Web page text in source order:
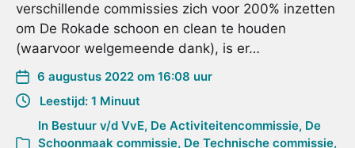
verschillende commissies zich voor 200% inzetten
om De Rokade schoon en clean te houden
(waarvoor welgemeende dank), is er…
6 augustus 2022 om 16:08 uur
Leestijd: 1 Minuut
In Bestuur v/d VvE, De Activiteitencommissie, De
Schoonmaak commissie, De Technische commissie,